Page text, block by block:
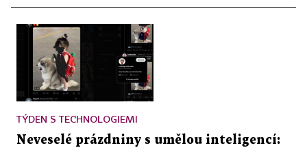
TÝDEN S TECHNOLOGIEMI
Neveselé prázdniny s umělou inteligencí: